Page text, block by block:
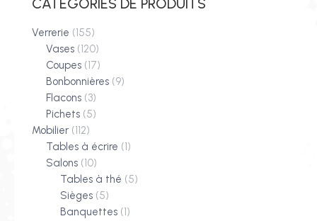
CATÉGORIES DE PRODUITS
Verrerie (155)
Vases (120)
Coupes (17)
Bonbonnières (9)
Flacons (3)
Pichets (5)
Mobilier (112)
Tables à écrire (1)
Salons (10)
Tables à thé (5)
Sièges (5)
Banquettes (1)